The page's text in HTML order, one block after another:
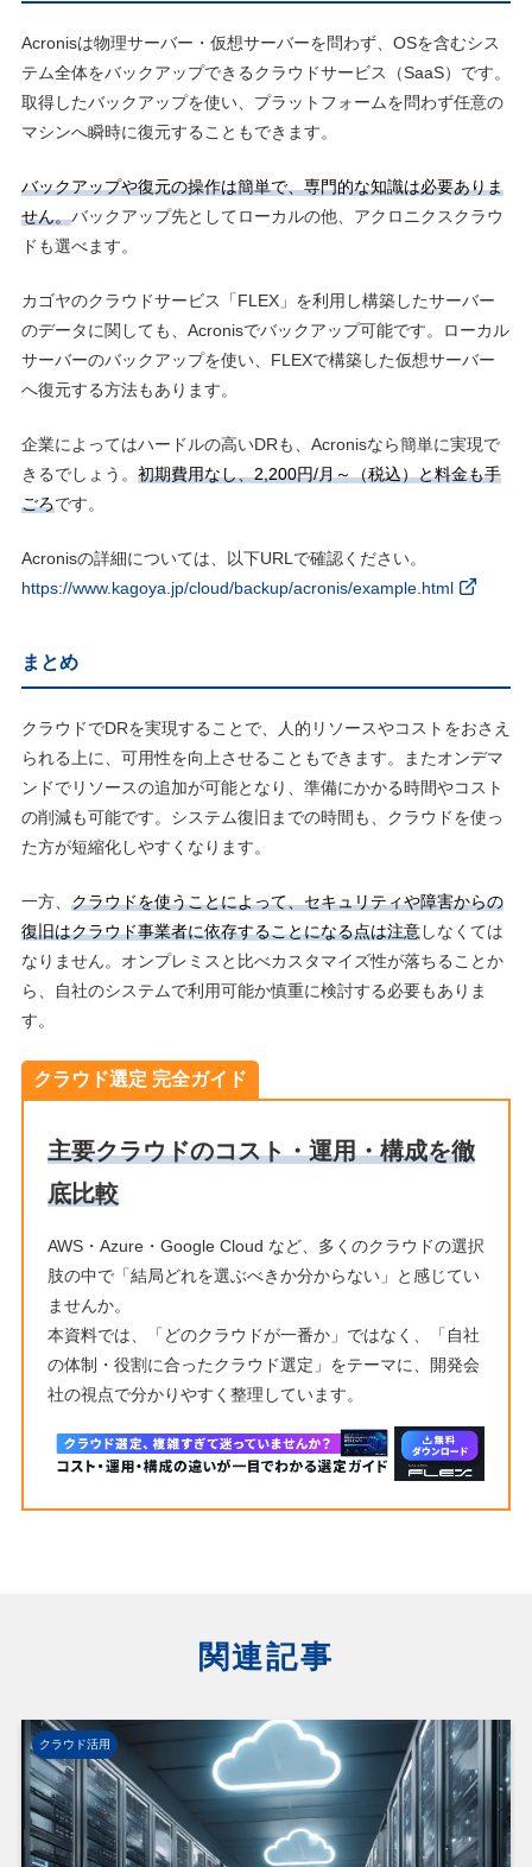
Acronisは物理サーバー・仮想サーバーを問わず、OSを含むシス
テム全体をバックアップできるクラウドサービス（SaaS）です。
取得したバックアップを使い、プラットフォームを問わず任意の
マシンへ瞬時に復元することもできます。
バックアップや復元の操作は簡単で、専門的な知識は必要ありま
せん。バックアップ先としてローカルの他、アクロニクスクラウ
ドも選べます。
カゴヤのクラウドサービス「FLEX」を利用し構築したサーバー
のデータに関しても、Acronisでバックアップ可能です。ローカル
サーバーのバックアップを使い、FLEXで構築した仮想サーバー
へ復元する方法もあります。
企業によってはハードルの高いDRも、Acronisなら簡単に実現で
きるでしょう。 初期費用なし、2,200円/月～（税込）と料金も手
ごろです。
Acronisの詳細については、以下URLで確認ください。
https://www.kagoya.jp/cloud/backup/acronis/example.html
まとめ
クラウドでDRを実現することで、人的リソースやコストをおさえ
られる上に、可用性を向上させることもできます。またオンデマ
ンドでリソースの追加が可能となり、準備にかかる時間やコスト
の削減も可能です。システム復旧までの時間も、クラウドを使っ
た方が短縮化しやすくなります。
一方、 クラウドを使うことによって、セキュリティや障害からの
復旧はクラウド事業者に依存することになる点は注意しなくては
なりません。オンプレミスと比べカスタマイズ性が落ちることか
ら、自社のシステムで利用可能か慎重に検討する必要もありま
す。
クラウド選定 完全ガイド
主要クラウドのコスト・運用・構成を徹
底比較
AWS・Azure・Google Cloud など、多くのクラウドの選択
肢の中で「結局どれを選ぶべきか分からない」と感じてい
ませんか。
本資料では、「どのクラウドが一番か」ではなく、「自社
の体制・役割に合ったクラウド選定」をテーマに、開発会
社の視点で分かりやすく整理しています。
関連記事
クラウド活用